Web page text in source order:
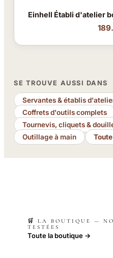
Einhell Établi d'atelier
SE TROUVE AUSSI DANS
Servantes & établis
Coffrets d'outils complets
Tournevis, cliquets &
Outillage à main
🛒 LA BOUTIQUE —
TESTÉES
Toute la boutique →